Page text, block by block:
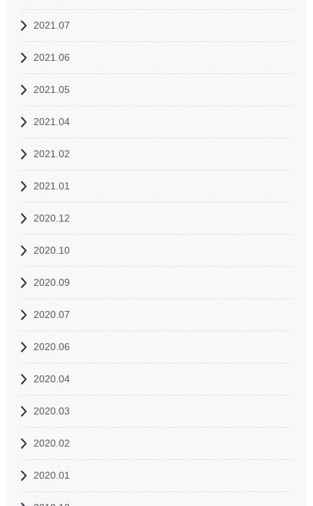
2021.07
2021.06
2021.05
2021.04
2021.02
2021.01
2020.12
2020.10
2020.09
2020.07
2020.06
2020.04
2020.03
2020.02
2020.01